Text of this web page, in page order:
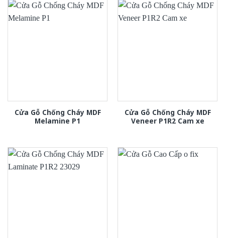
Cửa Gỗ Chống Cháy MDF
Melamine P1
Cửa Gỗ Chống Cháy MDF
Veneer P1R2 Cam xe